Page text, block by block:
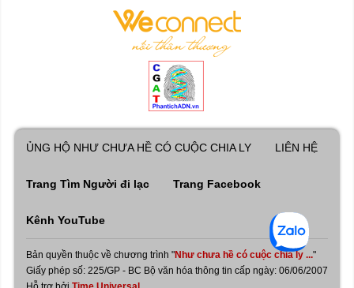
ỦNG HỘ NHƯ CHƯA HỀ CÓ CUỘC CHIA LY LIÊN HỆ
Trang Tìm Người đi lạc Trang Facebook
Kênh YouTube
Bản quyền thuộc về chương trình "Như chưa hề có cuộc chia ly ..."
Giấy phép số: 225/GP - BC Bộ văn hóa thông tin cấp ngày: 06/06/2007